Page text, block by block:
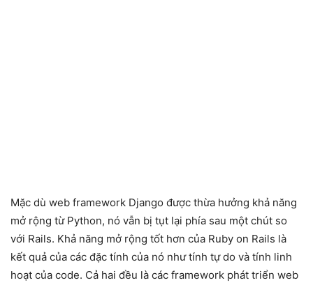
Mặc dù web framework Django được thừa hưởng khả năng
mở rộng từ Python, nó vẫn bị tụt lại phía sau một chút so
với Rails. Khả năng mở rộng tốt hơn của Ruby on Rails là
kết quả của các đặc tính của nó như tính tự do và tính linh
hoạt của code. Cả hai đều là các framework phát triển web